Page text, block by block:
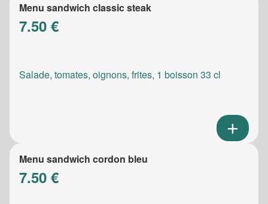
Menu sandwich classic steak
7.50 €
Salade, tomates, oignons, frites, 1 boisson 33 cl
Menu sandwich cordon bleu
7.50 €